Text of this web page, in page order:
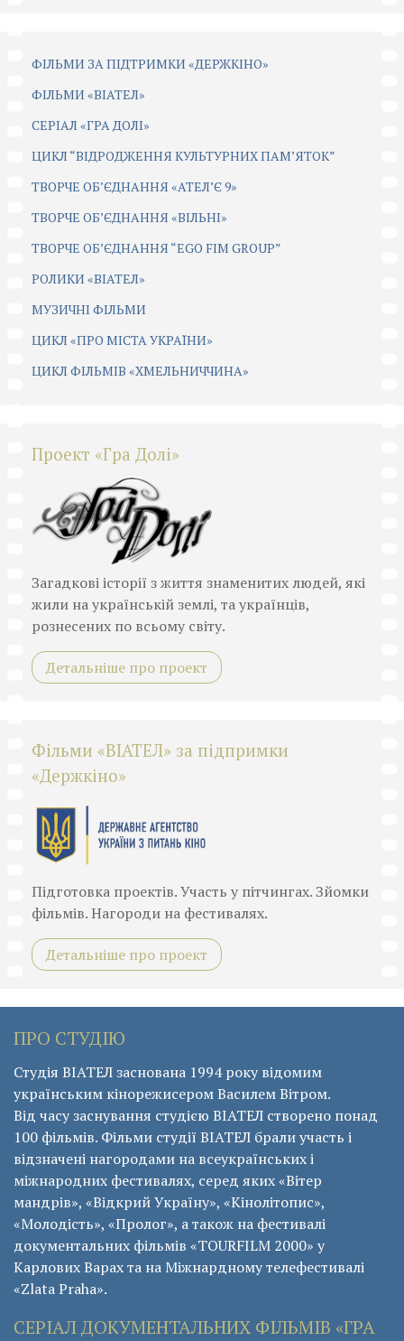
ФІЛЬМИ ЗА ПІДТРИМКИ «ДЕРЖКІНО»
ФІЛЬМИ «ВІАТЕЛ»
СЕРІАЛ «ГРА ДОЛІ»
ЦИКЛ “ВІДРОДЖЕННЯ КУЛЬТУРНИХ ПАМ’ЯТОК”
ТВОРЧЕ ОБ’ЄДНАННЯ «АТЕЛ’Є 9»
ТВОРЧЕ ОБ’ЄДНАННЯ «ВІЛЬНІ»
ТВОРЧЕ ОБ’ЄДНАННЯ “EGO FIM GROUP”
РОЛИКИ «ВІАТЕЛ»
МУЗИЧНІ ФІЛЬМИ
ЦИКЛ «ПРО МІСТА УКРАЇНИ»
ЦИКЛ ФІЛЬМІВ «ХМЕЛЬНИЧЧИНА»
Проект «Гра Долі»
Загадкові історії з життя знаменитих людей, які
жили на українській землі, та українців,
рознесених по всьому світу.
Детальніше про проект
Фільми «ВІАТЕЛ» за підпримки
«Держкіно»
Підготовка проектів. Участь у пітчингах. Зйомки
фільмів. Нагороди на фестивалях.
Детальніше про проект
ПРО СТУДІЮ
Студія ВІАТЕЛ заснована 1994 року відомим
українським кінорежисером Василем Вітром.
Від часу заснування студією ВІАТЕЛ створено понад
100 фільмів. Фільми студії ВІАТЕЛ брали участь і
відзначені нагородами на всеукраїнських і
міжнародних фестивалях, серед яких «Вітер
мандрів», «Відкрий Україну», «Кінолітопис»,
«Молодість», «Пролог», а також на фестивалі
документальних фільмів «ТОURFILM 2000» у
Карлових Варах та на Міжнардному телефестивалі
«Zlata Praha».
СЕРІАЛ ДОКУМЕНТАЛЬНИХ ФІЛЬМІВ «ГРА